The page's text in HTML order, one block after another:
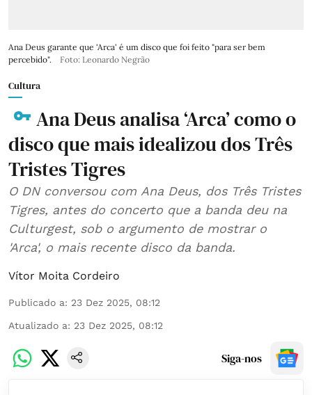
Ana Deus garante que 'Arca' é um disco que foi feito "para ser bem
percebido".
Foto: Leonardo Negrão
Cultura
Ana Deus analisa ‘Arca’ como o
disco que mais idealizou dos Três
Tristes Tigres
O DN conversou com Ana Deus, dos Três Tristes
Tigres, antes do concerto que a banda deu na
Culturgest, sob o argumento de mostrar o
'Arca', o mais recente disco da banda.
Vítor Moita Cordeiro
Publicado a: 23 Dez 2025, 08:12
Atualizado a: 23 Dez 2025, 08:12
Siga-nos